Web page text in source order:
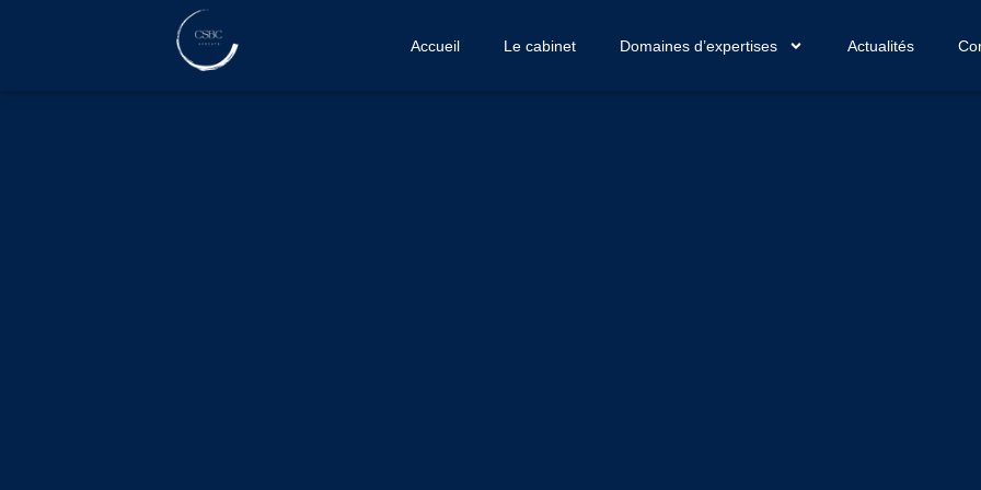
Accueil Le cabinet Domaines d’expertises Actualités